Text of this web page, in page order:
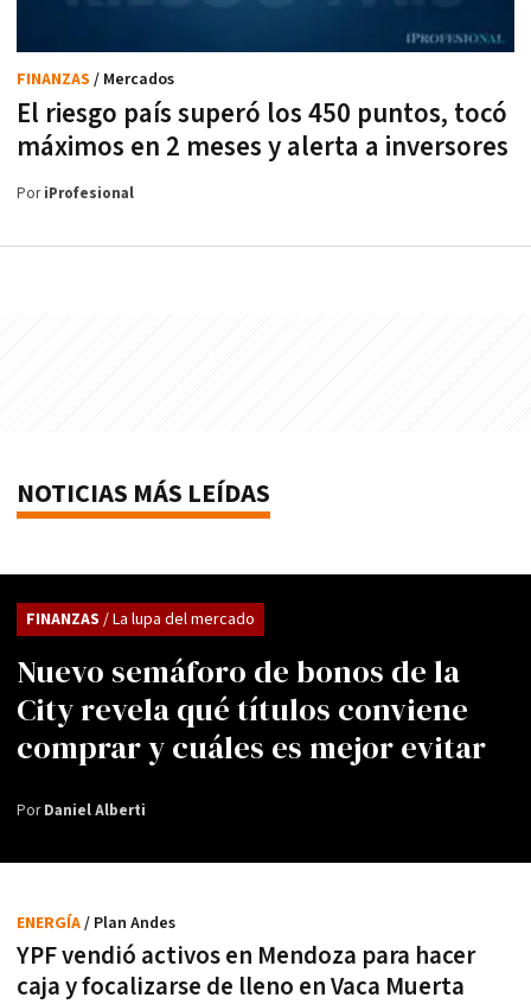
El riesgo país superó los 450 puntos, tocó
máximos en 2 meses y alerta a inversores
FINANZAS / Mercados
PoriProfesional
NOTICIAS MÁS LEÍDAS
Nuevo semáforo de bonos de la
City revela qué títulos conviene
comprar y cuáles es mejor evitar
FINANZAS / La lupa del mercado
PorDaniel Alberti
YPF vendió activos en Mendoza para hacer
caja y focalizarse de lleno en Vaca Muerta
ENERGÍA/ Plan Andes